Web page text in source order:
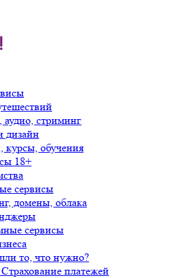
аудио, стриминг
дизайн
курсы, обучения
18+
сервисы
домены, облака
сервисы
то, что нужно?
платежей